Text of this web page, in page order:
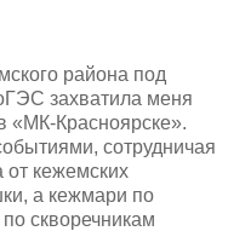
района под
захватила меня
«МК-Красноярске».
сотрудничая
кежемских
а кежмари по
скворечникам